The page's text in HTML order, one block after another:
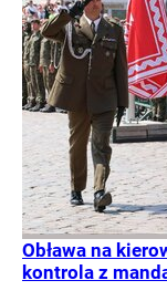
Obława na
kontrola z